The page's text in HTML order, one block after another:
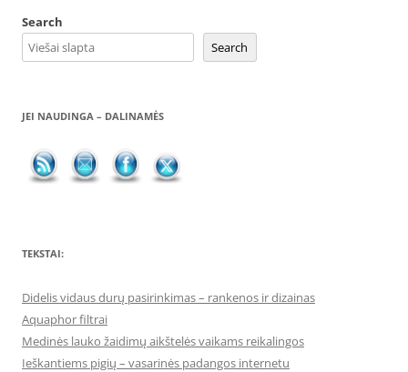
Search
Search
JEI NAUDINGA – DALINAMĖS
TEKSTAI:
Didelis vidaus durų pasirinkimas – rankenos ir dizainas
Aquaphor filtrai
Medinės lauko žaidimų aikštelės vaikams reikalingos
Ieškantiems pigių – vasarinės padangos internetu